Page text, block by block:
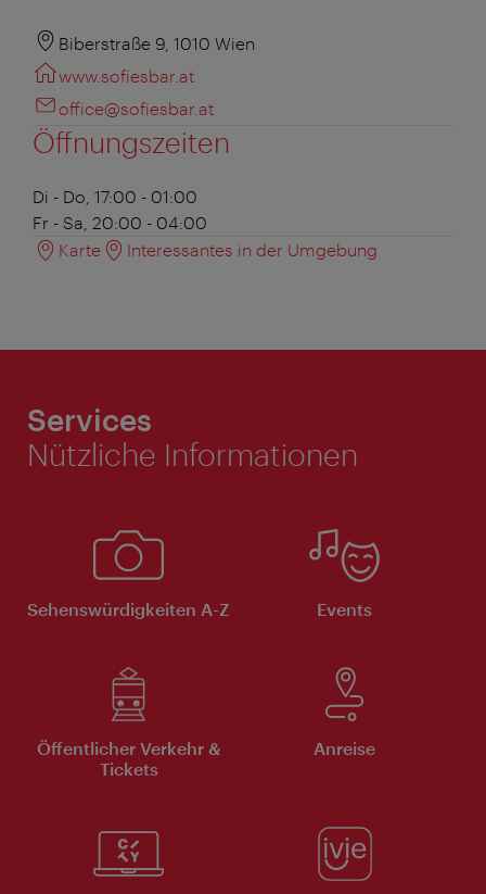
Biberstraße 9, 1010 Wien
www.sofiesbar.at
office@sofiesbar.at
Öffnungszeiten
Di - Do, 17:00 - 01:00
Fr - Sa, 20:00 - 04:00
Karte
Interessantes in der Umgebung
Services
Nützliche Informationen
Sehenswürdigkeiten A-Z Events
Öffentlicher Verkehr &
Tickets
Anreise